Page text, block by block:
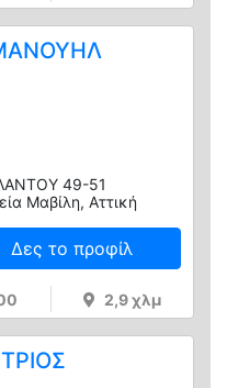
49-51
Μαβίλη, Αττική
Δες το προφίλ
2,9 χλμ